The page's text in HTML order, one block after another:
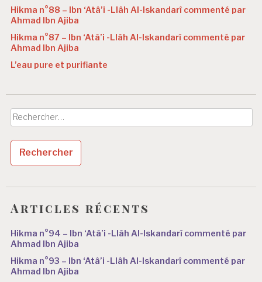
Hikma n°88 – Ibn ‘Atâ’i -Llâh Al-Iskandarî commenté par
Ahmad Ibn Ajiba
Hikma n°87 – Ibn ‘Atâ’i -Llâh Al-Iskandarî commenté par
Ahmad Ibn Ajiba
L’eau pure et purifiante
Rechercher :
Articles récents
Hikma n°94 – Ibn ‘Atâ’i -Llâh Al-Iskandarî commenté par
Ahmad Ibn Ajiba
Hikma n°93 – Ibn ‘Atâ’i -Llâh Al-Iskandarî commenté par
Ahmad Ibn Ajiba